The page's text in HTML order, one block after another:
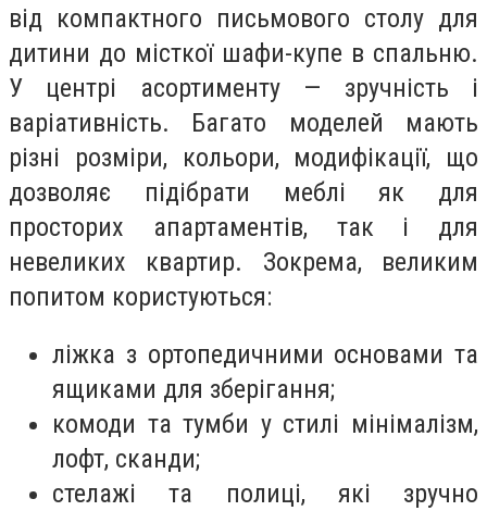
від компактного письмового столу для
дитини до місткої шафи-купе в спальню.
У центрі асортименту — зручність і
варіативність. Багато моделей мають
різні розміри, кольори, модифікації, що
дозволяє підібрати меблі як для
просторих апартаментів, так і для
невеликих квартир. Зокрема, великим
попитом користуються:
ліжка з ортопедичними основами та
ящиками для зберігання;
комоди та тумби у стилі мінімалізм,
лофт, сканди;
стелажі та полиці, які зручно